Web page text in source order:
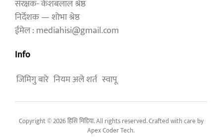
संरक्षक- केशबलाल श्रेष्ठ
निर्देशक — शोभा श्रेष्ठ
ईमेल : mediahisi@gmail.com
Info
जिमिगु बारे नियम अले शर्त स्वापू
Copyright © 2026 हिसि मिडिया. All rights reserved. Crafted with care by
Apex Coder Tech.